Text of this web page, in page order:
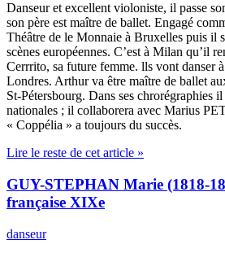
Danseur et excellent violoniste, il passe
son père est maître de ballet. Engagé
Théâtre de le Monnaie à Bruxelles puis il
scènes européennes. C’est à Milan qu’il
Cerrrito, sa future femme. lls vont danser
Londres. Arthur va être maître de ballet
St-Pétersbourg. Dans ses chrorégraphies
nationales ; il collaborera avec Marius
« Coppélia » a toujours du succès.
Lire le reste de cet article »
GUY-STEPHAN Marie (1818-
française XIXe
danseur